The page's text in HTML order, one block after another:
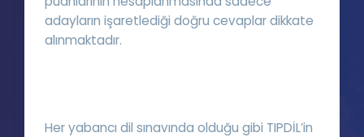
adayların işaretlediği doğru cevaplar dikkate
alınmaktadır.
Her yabancı dil sınavında olduğu gibi TIPDİL’in